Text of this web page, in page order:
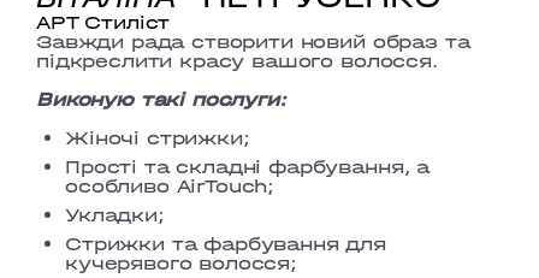
АРТ Стиліст
Завжди рада створити новий образ та
підкреслити красу вашого волосся.
Виконую такі послуги:
Жіночі стрижки;
Прості та складні фарбування, а
особливо AirTouch;
Укладки;
Стрижки та фарбування для
кучерявого волосся;